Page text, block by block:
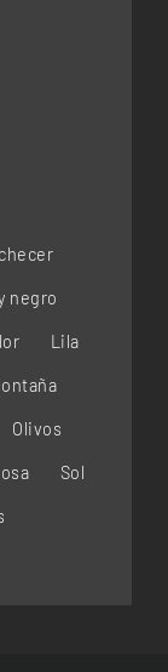
negro
Lila
Olivos
Sol